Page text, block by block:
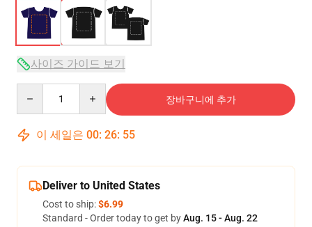
사이즈 가이드 보기
장바구니에 추가
이 세일은 00: 26: 54
Deliver to United States
Cost to ship:$6.99
Standard - Order today to get byAug. 15 - Aug. 22